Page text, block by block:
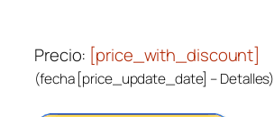
Precio: [price_with_discount]
(fecha [price_update_date] –Detalles)